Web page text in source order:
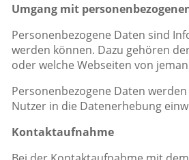
Umgang mit
Personenbezogene Daten sind
werden können. Dazu gehören
oder welche Webseiten von
Personenbezogene Daten
Nutzer in die Datenerhebung
Kontaktaufnahme